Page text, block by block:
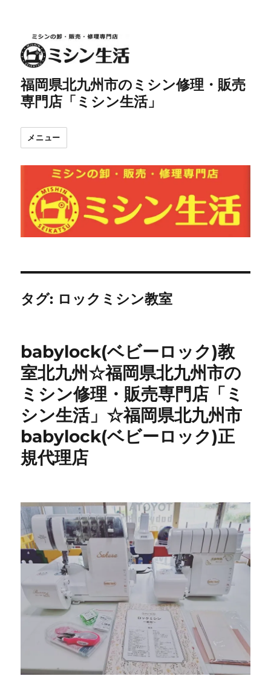
福岡県北九州市のミシン修理・販売
専門店「ミシン生活」
メニュー
タグ: ロックミシン教室
babylock(ベビーロック)教
室北九州☆福岡県北九州市の
ミシン修理・販売専門店「ミ
シン生活」☆福岡県北九州市
babylock(ベビーロック)正
規代理店